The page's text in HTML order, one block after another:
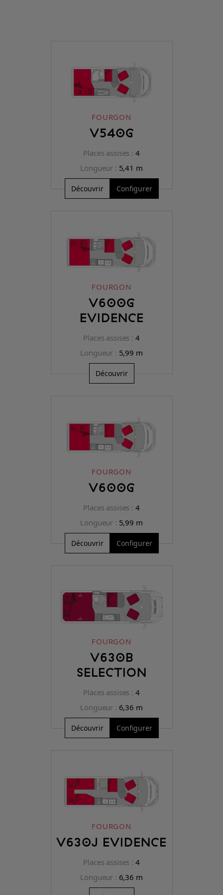
FOURGON
V540G
Places assises : 4
Longueur : 5,41 m
Découvrir Configurer
FOURGON
V600G
EVIDENCE
Places assises : 4
Longueur : 5,99 m
Découvrir
FOURGON
V600G
Places assises : 4
Longueur : 5,99 m
Découvrir Configurer
FOURGON
V630B
SELECTION
Places assises : 4
Longueur : 6,36 m
Découvrir Configurer
FOURGON
V630J EVIDENCE
Places assises : 4
Longueur : 6,36 m